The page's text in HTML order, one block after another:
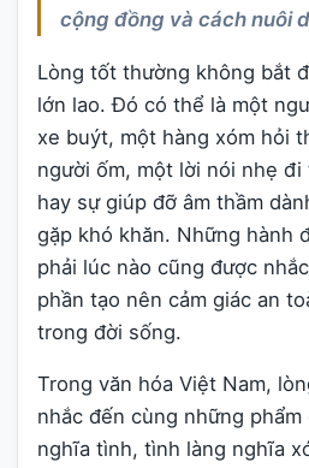
cộng đồng và cách nuôi
Lòng tốt thường không bắt
lớn lao. Đó có thể là một
xe buýt, một hàng xóm hỏi
người ốm, một lời nói nhẹ
hay sự giúp đỡ âm thầm
gặp khó khăn. Những hành
phải lúc nào cũng được
phần tạo nên cảm giác an
trong đời sống.
Trong văn hóa Việt Nam,
nhắc đến cùng những
nghĩa tình, tình làng nghĩa